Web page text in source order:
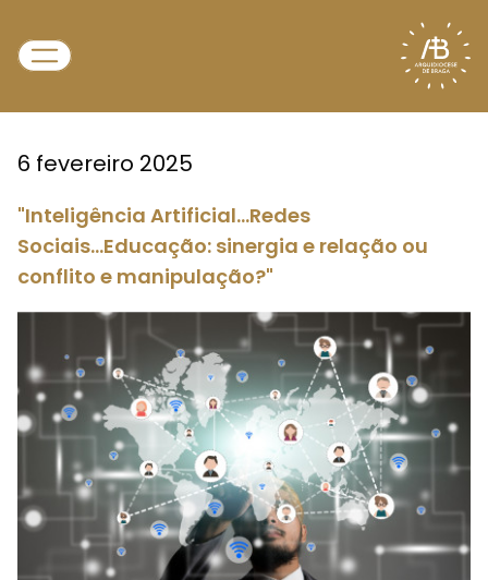
6 fevereiro 2025
"Inteligência Artificial...Redes
Sociais...Educação: sinergia e relação ou
conflito e manipulação?"